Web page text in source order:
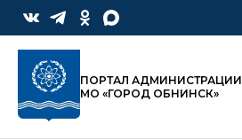
ПОРТАЛ АДМИНИСТРАЦИИ
МО «ГОРОД ОБНИНСК»